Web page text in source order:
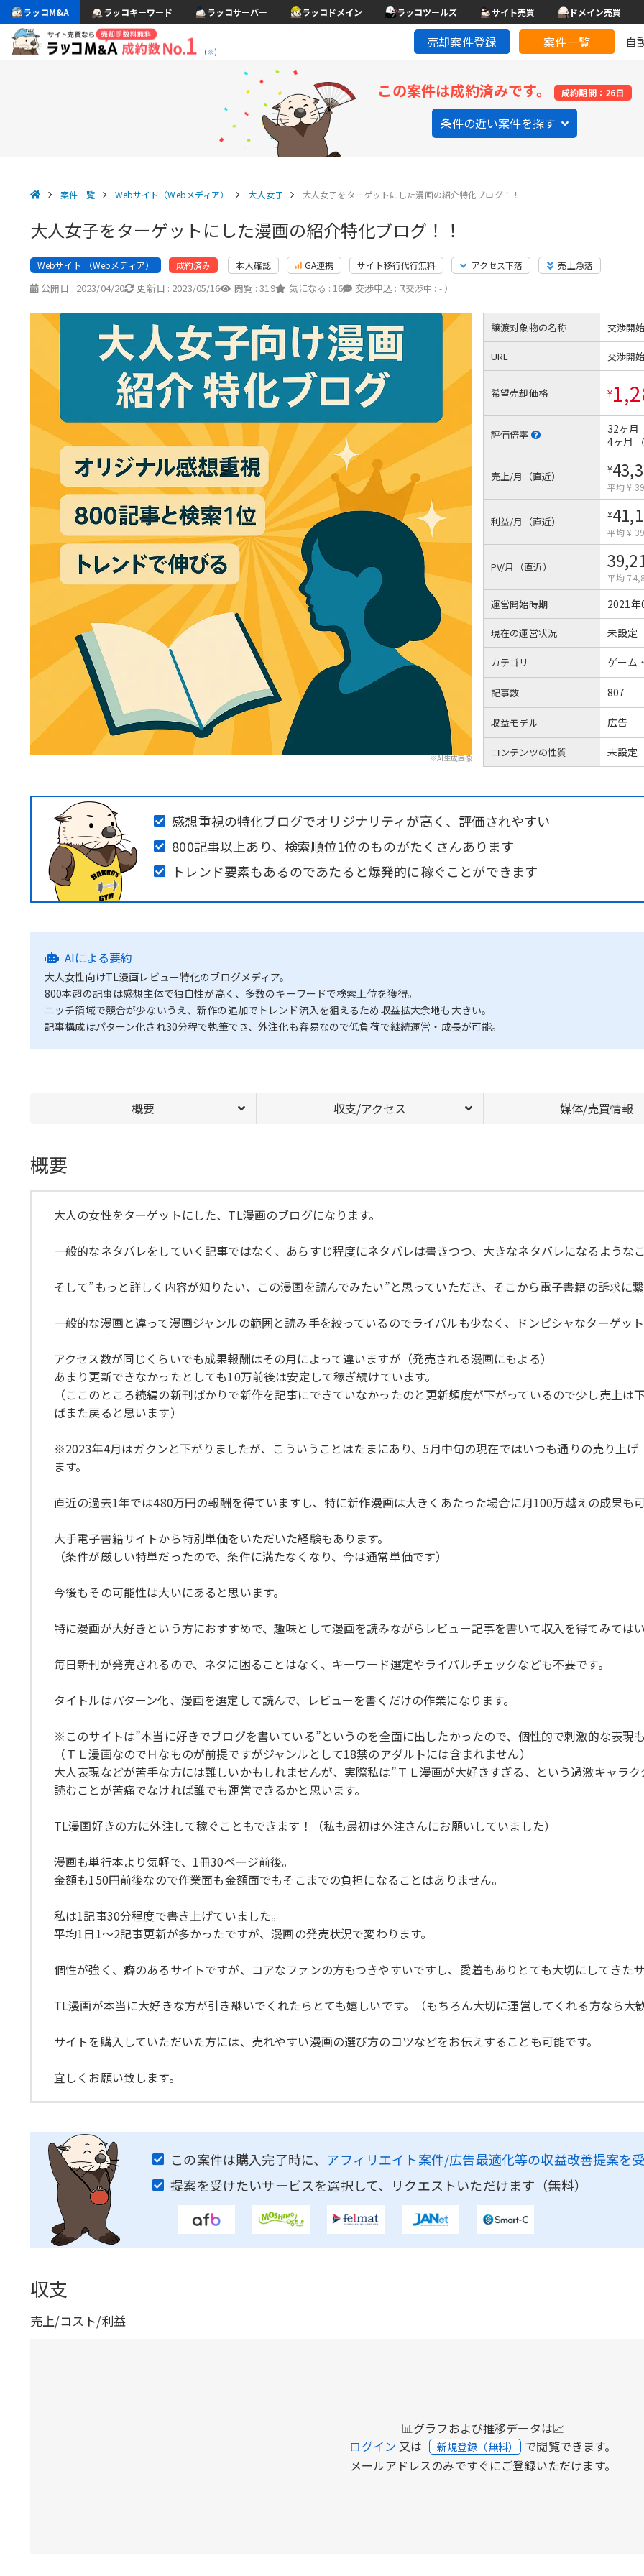
ラッコM&A ラッコキーワード ラッコサーバー ラッコドメイン ラッコツールズ サイト売買 ドメイン売買
(※)
売却案件登録 案件一覧 自
この案件は成約済みです。 成約期間：26日
条件の近い案件を探す
案件一覧 Webサイト（Webメディア） 大人女子 大人女子をターゲットにした漫画の紹介特化ブログ！！
大人女子をターゲットにした漫画の紹介特化ブログ！！
Webサイト （Webメディア） 成約済み 本人確認 GA連携 サイト移行代行無料 アクセス下落 売上急落
公開日 : 2023/04/20 更新日 : 2023/05/16 閲覧 :319 気になる : 16 交渉申込 : 7
（交渉中 : - ）
※AI生成画像
譲渡対象物の名称 交渉開
URL 交渉開
希望売却価格 ¥
評価倍率 32ヶ月
4ヶ月
売上/月（直近）
¥
平均 ¥
利益/月（直近）
¥
平均 ¥
PV/月（直近）
平均
運営開始時期 2021年
現在の運営状況 未設定
カテゴリ ゲーム
記事数 807
収益モデル 広告
コンテンツの性質 未設定
感想重視の特化ブログでオリジナリティが高く、評価されやすい
800記事以上あり、検索順位1位のものがたくさんあります
トレンド要素もあるのであたると爆発的に稼ぐことができます
AIによる要約
大人女性向けTL漫画レビュー特化のブログメディア。
800本超の記事は感想主体で独自性が高く、多数のキーワードで検索上位を獲得。
ニッチ領域で競合が少ないうえ、新作の追加でトレンド流入を狙えるため収益拡大余地も大きい。
記事構成はパターン化され30分程で執筆でき、外注化も容易なので低負荷で継続運営・成長が可能。
概要 収支/アクセス 媒体/売買情報
概要
大人の女性をターゲットにした、TL漫画のブログになります。
一般的なネタバレをしていく記事ではなく、あらすじ程度にネタバレは書きつつ、大きなネタバレになるような
そして”もっと詳しく内容が知りたい、この漫画を読んでみたい”と思っていただき、そこから電子書籍の訴求に繋
一般的な漫画と違って漫画ジャンルの範囲と読み手を絞っているのでライバルも少なく、ドンピシャなターゲッ
アクセス数が同じくらいでも成果報酬はその月によって違いますが（発売される漫画にもよる）
あまり更新できなかったとしても10万前後は安定して稼ぎ続けています。
（ここのところ続編の新刊ばかりで新作を記事にできていなかったのと更新頻度が下がっているので少し売上
ばまた戻ると思います）
※2023年4月はガクンと下がりましたが、こういうことはたまにあり、5月中旬の現在ではいつも通りの売り上
ます。
直近の過去1年では480万円の報酬を得ていますし、特に新作漫画は大きくあたった場合に月100万越えの成果も
大手電子書籍サイトから特別単価をいただいた経験もあります。
（条件が厳しい特単だったので、条件に満たなくなり、今は通常単価です）
今後もその可能性は大いにあると思います。
特に漫画が大好きという方におすすめで、趣味として漫画を読みながらレビュー記事を書いて収入を得てみては
毎日新刊が発売されるので、ネタに困ることはなく、キーワード選定やライバルチェックなども不要です。
タイトルはパターン化、漫画を選定して読んで、レビューを書くだけの作業になります。
※このサイトは”本当に好きでブログを書いている”というのを全面に出したかったので、個性的で刺激的な表現も
（ＴＬ漫画なのでＨなものが前提ですがジャンルとして18禁のアダルトには含まれません）
大人表現などが苦手な方には難しいかもしれませんが、実際私は”ＴＬ漫画が大好きすぎる、という過激キャラ
読むことが苦痛でなければ誰でも運営できるかと思います。
TL漫画好きの方に外注して稼ぐこともできます！（私も最初は外注さんにお願いしていました）
漫画も単行本より気軽で、1冊30ページ前後。
金額も150円前後なので作業面も金額面でもそこまでの負担になることはありません。
私は1記事30分程度で書き上げていました。
平均1日1～2記事更新が多かったですが、漫画の発売状況で変わります。
個性が強く、癖のあるサイトですが、コアなファンの方もつきやすいですし、愛着もありとても大切にしてきたサ
TL漫画が本当に大好きな方が引き継いでくれたらとても嬉しいです。（もちろん大切に運営してくれる方なら大
サイトを購入していただいた方には、売れやすい漫画の選び方のコツなどをお伝えすることも可能です。
宜しくお願い致します。
この案件は購入完了時に、 アフィリエイト案件/広告最適化等の収益改善提案を
提案を受けたいサービスを選択して、リクエストいただけます（無料）
収支
売上/コスト/利益
📊グラフおよび推移データは📈
ログイン 又は 新規登録（無料） で閲覧できます。
メールアドレスのみですぐにご登録いただけます。